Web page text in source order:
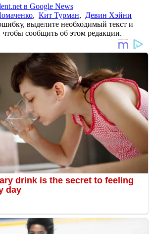
в Google News
, Кит Турман, Девин Хэйни
выделите необходимый текст и
сообщить об этом редакции.